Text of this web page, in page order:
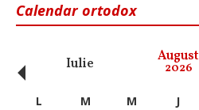
Calendar ortodox
Iulie August
2026
‹ L M M J